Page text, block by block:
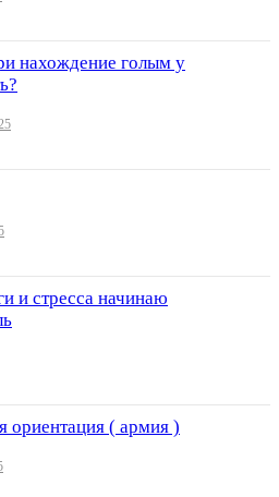
нахождение голым у
и стресса начинаю
ориентация ( армия )